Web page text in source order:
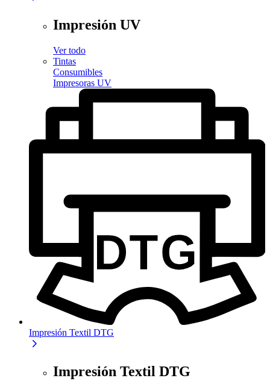
Impresión UV
Ver todo
Tintas
Consumibles
Impresoras UV
Impresión Textil DTG
Impresión Textil DTG